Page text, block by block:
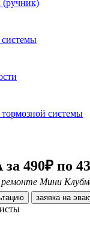
(ручник)
системы
системы
490₽ по 43
Мини
заявка